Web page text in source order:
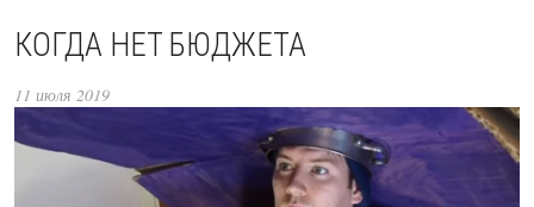
КОГДА НЕТ БЮДЖЕТА
11 июля 2019